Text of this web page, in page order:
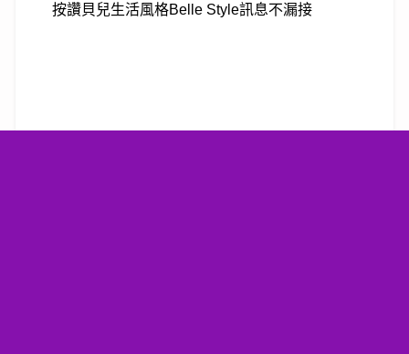
按讚貝兒生活風格Belle Style訊息不漏接